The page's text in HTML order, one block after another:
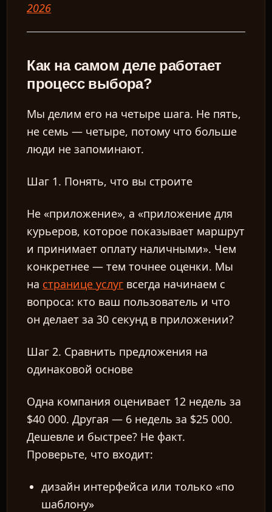
2026
Как на самом деле работает
процесс выбора?
Мы делим его на четыре шага. Не пять,
не семь — четыре, потому что больше
люди не запоминают.
Шаг 1. Понять, что вы строите
Не «приложение», а «приложение для
курьеров, которое показывает маршрут
и принимает оплату наличными». Чем
конкретнее — тем точнее оценки. Мы
на странице услуг всегда начинаем с
вопроса: кто ваш пользователь и что
он делает за 30 секунд в приложении?
Шаг 2. Сравнить предложения на
одинаковой основе
Одна компания оценивает 12 недель за
$40 000. Другая — 6 недель за $25 000.
Дешевле и быстрее? Не факт.
Проверьте, что входит:
дизайн интерфейса или только «по
шаблону»